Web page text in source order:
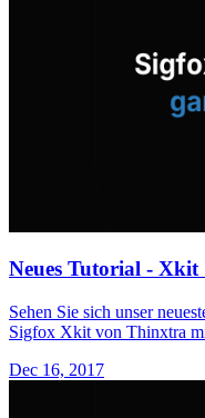
Neues Tutorial -
Sehen Sie sich unser
Sigfox Xkit von Thinxtra
Dec 16, 2017